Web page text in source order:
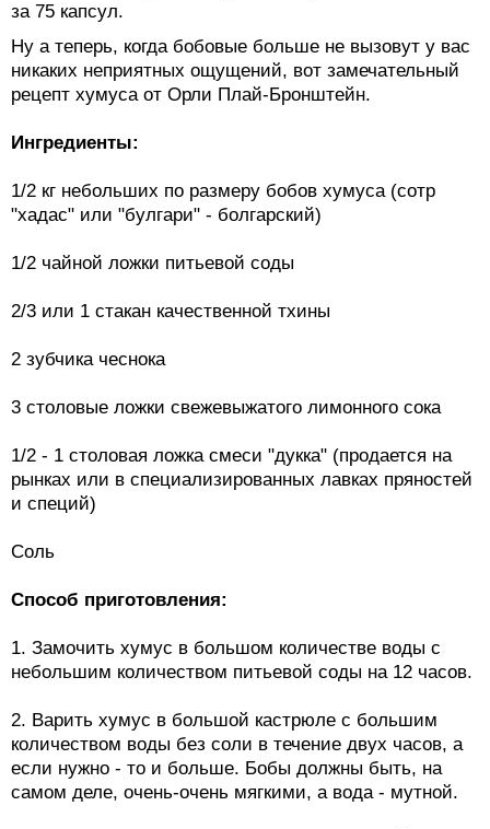
за 75 капсул.
Ну а теперь, когда бобовые больше не вызовут у вас
никаких неприятных ощущений, вот замечательный
рецепт хумуса от Орли Плай-Бронштейн.
Ингредиенты:
1/2 кг небольших по размеру бобов хумуса (сотр
"хадас" или "булгари" - болгарский)
1/2 чайной ложки питьевой соды
2/3 или 1 стакан качественной тхины
2 зубчика чеснока
3 столовые ложки свежевыжатого лимонного сока
1/2 - 1 столовая ложка смеси "дукка" (продается на
рынках или в специализированных лавках пряностей
и специй)
Соль
Способ приготовления:
1. Замочить хумус в большом количестве воды с
небольшим количеством питьевой соды на 12 часов.
2. Варить хумус в большой кастрюле с большим
количеством воды без соли в течение двух часов, а
если нужно - то и больше. Бобы должны быть, на
самом деле, очень-очень мягкими, а вода - мутной.